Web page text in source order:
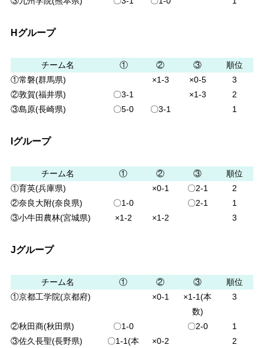
Hグループ
チーム名 ① ② ③
順位
①常磐(群馬県)
×1-3 ×0-5
3
②敦賀(福井県)
〇3-1 ×1-3
2
③島原(長崎県)
〇5-0 〇3-1 1
Iグループ
チーム名 ① ② ③
順位
①育英(兵庫県)
×0-1 〇2-1
2
②奈良大附(奈良県)
〇1-0 〇2-1
1
③小牛田農林(宮城県)
×1-2 ×1-2 3
Jグループ
チーム名 ① ② ③
順位
①京都工学院(京都府)
×0-1
×1-1(本
数)
3
②秋田商(秋田県) 〇1-0 〇2-0
1
③佐久長聖(長野県)
〇1-1(本
×0-2 2